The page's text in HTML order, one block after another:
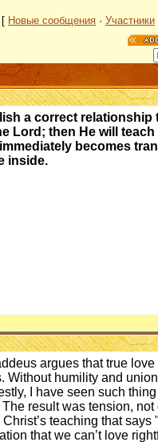
[ Новые сообщения · Участники
a correct relationship
Lord; then He will
becomes
inside.
argues that true
Without humility and
I have seen such
result was tension, not
teaching that says
that we can’t love